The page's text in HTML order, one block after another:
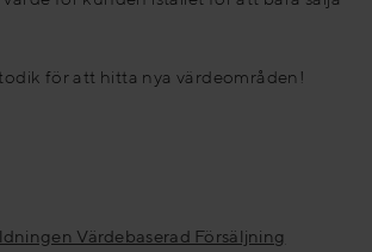
för att hitta nya värdeområden!
Värdebaserad Försäljning